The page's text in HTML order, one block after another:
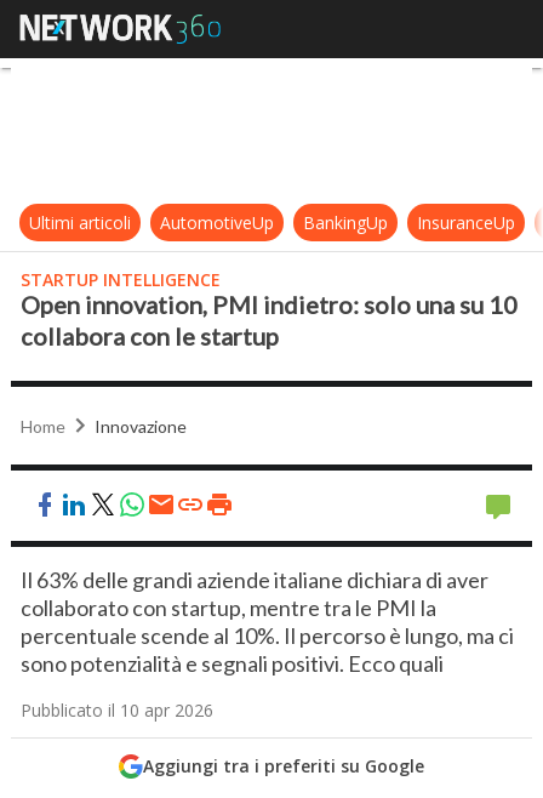
Open innovation, PMI indietro:
Ultimi articoli AutomotiveUp BankingUp InsuranceUp
STARTUP INTELLIGENCE
Open innovation, PMI indietro: solo una su 10
collabora con le startup
Home Innovazione
Il 63% delle grandi aziende italiane dichiara di aver
collaborato con startup, mentre tra le PMI la
percentuale scende al 10%. Il percorso è lungo, ma ci
sono potenzialità e segnali positivi. Ecco quali
Pubblicato il 10 apr 2026
Aggiungi tra i preferiti su Google